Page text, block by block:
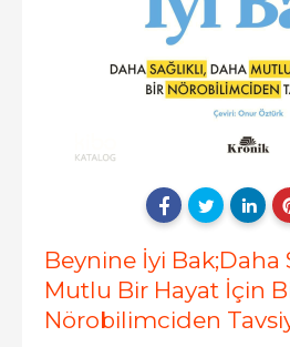
Beynine İyi Bak;Daha
Mutlu Bir Hayat İçin
Nörobilimciden